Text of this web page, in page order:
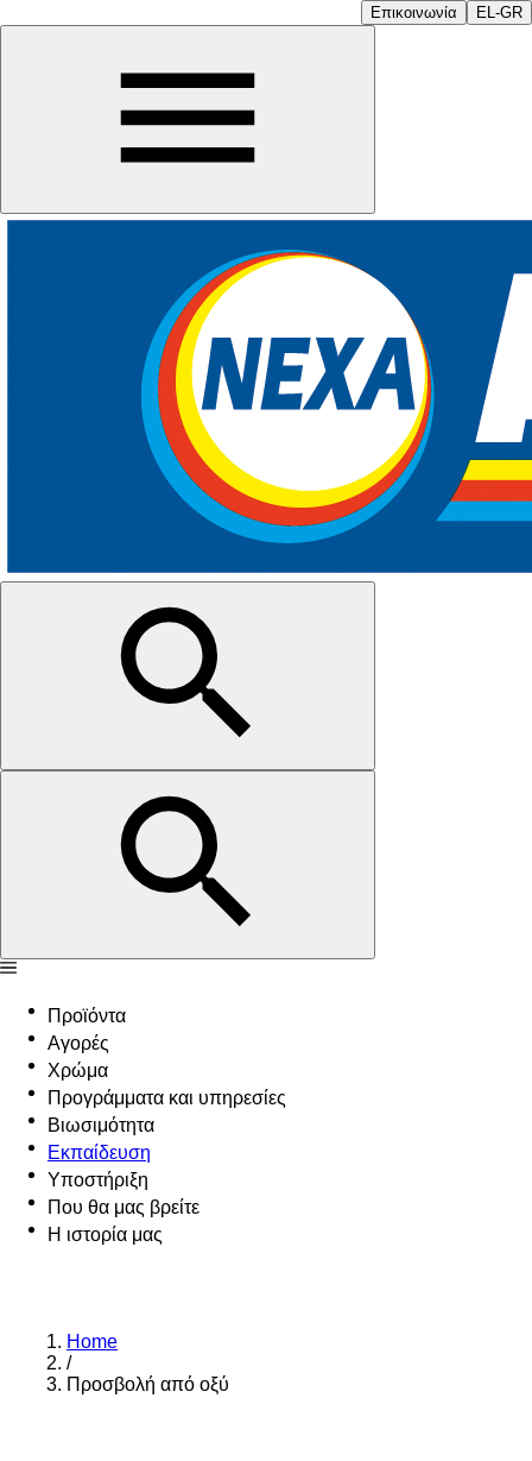
Επικοινωνία EL-GR
Προϊόντα
Αγορές
Χρώμα
Προγράμματα και υπηρεσίες
Βιωσιμότητα
Εκπαίδευση
Υποστήριξη
Που θα μας βρείτε
Η ιστορία μας
Home
/
Προσβολή από οξύ